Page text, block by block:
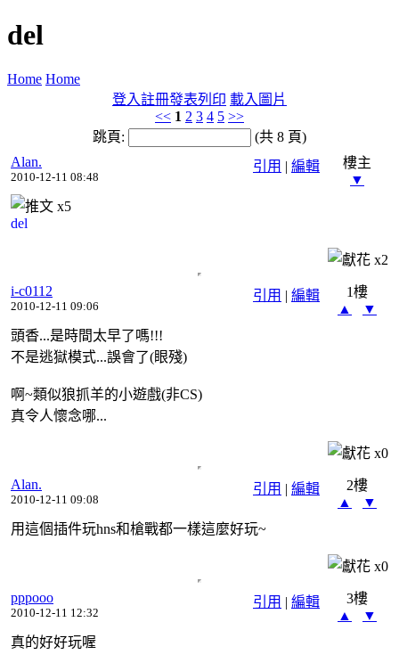
del
Home Home
登入註冊發表列印 載入圖片
<< 1 2 3 4 5 >>
跳頁:
(共 8 頁)
引用 | 編輯
Alan.
2010-12-11 08:48
樓主
▼
x5
del
x2
引用 | 編輯
i-c0112
2010-12-11 09:06
1樓
▲
▼
頭香...是時間太早了嗎!!!
不是逃獄模式...誤會了(眼殘)
啊~類似狼抓羊的小遊戲(非CS)
真令人懷念哪...
x0
引用 | 編輯
Alan.
2010-12-11 09:08
2樓
▲
▼
用這個插件玩hns和槍戰都一樣這麼好玩~
x0
引用 | 編輯
pppooo
2010-12-11 12:32
3樓
▲
▼
真的好好玩喔